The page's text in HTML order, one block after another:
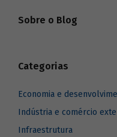
Sobre o Blog
Categorias
Economia e
Indústria e comércio
Infraestrutura